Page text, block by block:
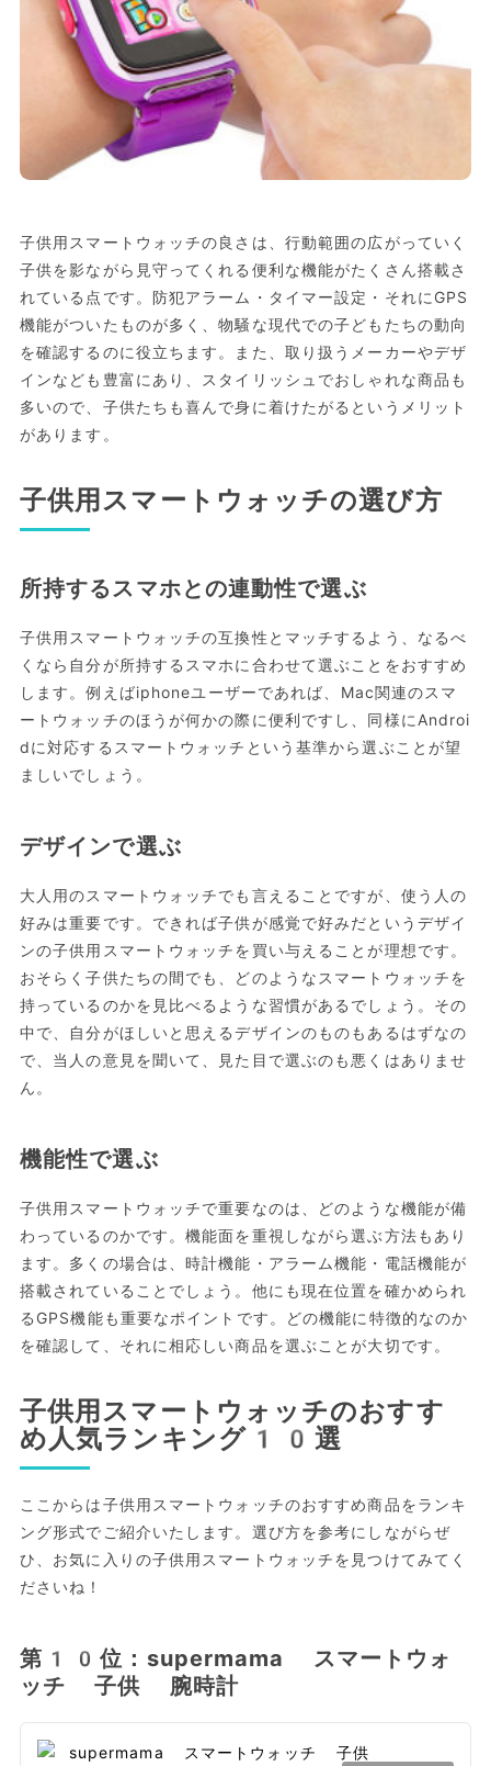
子供用スマートウォッチの良さは、行動範囲の広がっていく
子供を影ながら見守ってくれる便利な機能がたくさん搭載さ
れている点です。防犯アラーム・タイマー設定・それにGPS
機能がついたものが多く、物騒な現代での子どもたちの動向
を確認するのに役立ちます。また、取り扱うメーカーやデザ
インなども豊富にあり、スタイリッシュでおしゃれな商品も
多いので、子供たちも喜んで身に着けたがるというメリット
があります。
子供用スマートウォッチの選び方
所持するスマホとの連動性で選ぶ
子供用スマートウォッチの互換性とマッチするよう、なるべ
くなら自分が所持するスマホに合わせて選ぶことをおすすめ
します。例えばiphoneユーザーであれば、Mac関連のスマ
ートウォッチのほうが何かの際に便利ですし、同様にAndroi
dに対応するスマートウォッチという基準から選ぶことが望
ましいでしょう。
デザインで選ぶ
大人用のスマートウォッチでも言えることですが、使う人の
好みは重要です。できれば子供が感覚で好みだというデザイ
ンの子供用スマートウォッチを買い与えることが理想です。
おそらく子供たちの間でも、どのようなスマートウォッチを
持っているのかを見比べるような習慣があるでしょう。その
中で、自分がほしいと思えるデザインのものもあるはずなの
で、当人の意見を聞いて、見た目で選ぶのも悪くはありませ
ん。
機能性で選ぶ
子供用スマートウォッチで重要なのは、どのような機能が備
わっているのかです。機能面を重視しながら選ぶ方法もあり
ます。多くの場合は、時計機能・アラーム機能・電話機能が
搭載されていることでしょう。他にも現在位置を確かめられ
るGPS機能も重要なポイントです。どの機能に特徴的なのか
を確認して、それに相応しい商品を選ぶことが大切です。
子供用スマートウォッチのおすす
め人気ランキング10選
ここからは子供用スマートウォッチのおすすめ商品をランキ
ング形式でご紹介いたします。選び方を参考にしながらぜ
ひ、お気に入りの子供用スマートウォッチを見つけてみてく
ださいね！
第10位：supermama スマートウォ
ッチ 子供 腕時計